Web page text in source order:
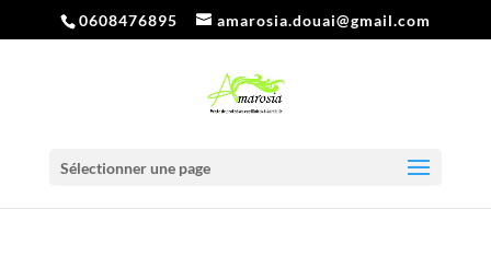
0608476895 amarosia.douai@gmail.com
Sélectionner une page